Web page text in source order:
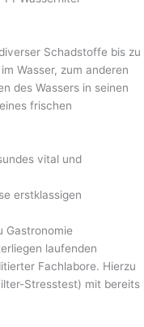
Schadstoffe bis zu
Wasser, zum anderen
des Wassers in seinen
frischen
vital und
erstklassigen
Gastronomie
laufenden
Fachlabore. Hierzu
Stresstest) mit bereits